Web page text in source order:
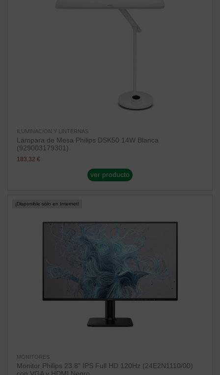
ILUMINACION Y LINTERNAS
Lámpara de Mesa Philips DSK50 14W Blanca
(929003179301)
183,32 €
ver producto
¡Disponible sólo en Internet!
MONITORES
Monitor Philips 23.8" IPS Full HD 120Hz (24E2N1110/00)
con VGA y HDMI Negro